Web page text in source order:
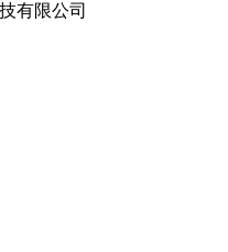
有限公司